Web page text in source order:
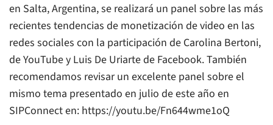
en Salta, Argentina, se realizará un panel sobre las más
recientes tendencias de monetización de video en las
redes sociales con la participación de Carolina Bertoni,
de YouTube y Luis De Uriarte de Facebook. También
recomendamos revisar un excelente panel sobre el
mismo tema presentado en julio de este año en
SIPConnect en: https://youtu.be/Fn644wme1oQ